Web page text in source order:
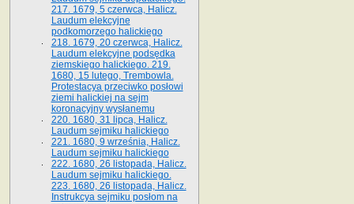
217. 1679, 5 czerwca, Halicz.
Laudum elekcyjne
podkomorzego halickiego
218. 1679, 20 czerwca, Halicz.
Laudum elekcyjne podsędka
ziemskiego halickiego. 219.
1680, 15 lutego, Trembowla.
Protestacya przeciwko posłowi
ziemi halickiej na sejm
koronacyjny wysłanemu
220. 1680, 31 lipca, Halicz.
Laudum sejmiku halickiego
221. 1680, 9 września, Halicz.
Laudum sejmiku halickiego
222. 1680, 26 listopada, Halicz.
Laudum sejmiku halickiego.
223. 1680, 26 listopada, Halicz.
Instrukcya sejmiku posłom na